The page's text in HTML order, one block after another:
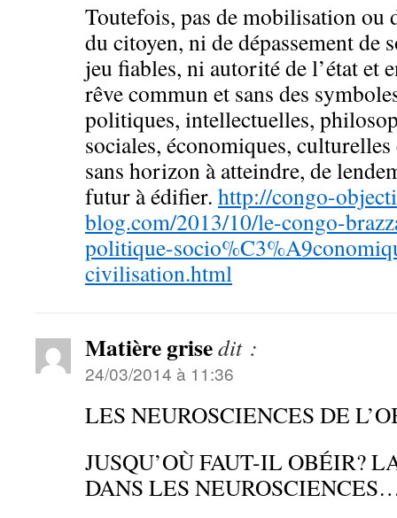
Toutefois, pas de mobilisation ou
du citoyen, ni de dépassement de
jeu fiables, ni autorité de l’état et
rêve commun et sans des
politiques, intellectuelles,
sociales, économiques,
sans horizon à atteindre, de
futur à édifier. http://congo-
blog.com/2013/10/le-congo-
politique-
civilisation.html
Matière grisedit :
24/03/2014 à 11:36
LES NEUROSCIENCES DE
JUSQU’OÙ FAUT-IL OBÉIR?
DANS LES